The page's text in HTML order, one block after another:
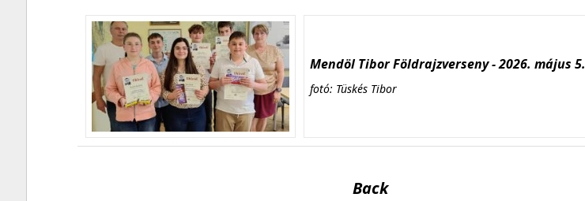
Mendöl Tibor Földrajzverseny - 2026. május 5.
fotó: Tüskés Tibor
Back